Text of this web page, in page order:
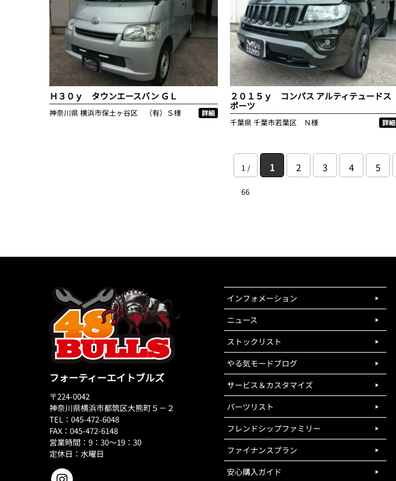
Ｈ３０ｙ タウンエースバン ＧＬ
神奈川県横浜市保土ヶ谷区 （有）Ｓ様 詳細
２０１５ｙ コンパス アルティテュードス
ポーツ
千葉県千葉市若葉区 Ｎ様 詳細
1 /
66
1 2 3 4 5
フォーティーエイトブルズ
〒224-0042
神奈川県横浜市都筑区大熊町５－２
TEL：045-472-6048
FAX：045-472-6148
営業時間：9：30～19：30
定休日：水曜日
インフォメーション
ニュース
ストックリスト
やる気モードブログ
サービス＆カスタマイズ
パーツリスト
フレンドシップファミリー
ファイナンスプラン
安心購入ガイド